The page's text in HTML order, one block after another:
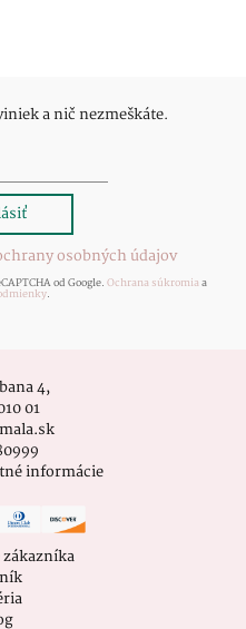
a nič nezmeškáte.
osobných údajov
od Google. Ochrana súkromiaa
.
4,
01
informácie